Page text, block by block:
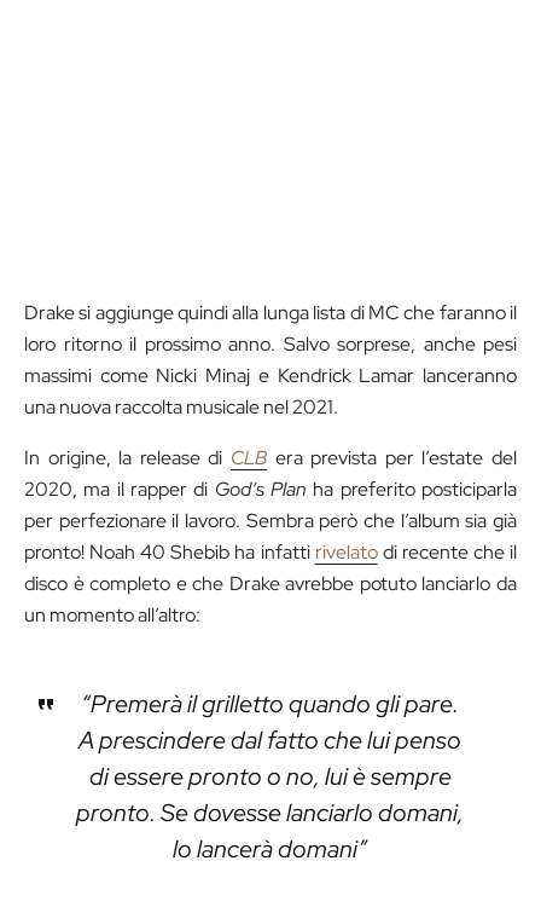
Drake si aggiunge quindi alla lunga lista di MC che faranno il
loro ritorno il prossimo anno. Salvo sorprese, anche pesi
massimi come Nicki Minaj e Kendrick Lamar lanceranno
una nuova raccolta musicale nel 2021.
In origine, la release di CLB era prevista per l’estate del
2020, ma il rapper di God’s Plan ha preferito posticiparla
per perfezionare il lavoro. Sembra però che l’album sia già
pronto! Noah 40 Shebib ha infatti rivelatodi recente che il
disco è completo e che Drake avrebbe potuto lanciarlo da
un momento all’altro:
“Premerà il grilletto quando gli pare.
A prescindere dal fatto che lui penso
di essere pronto o no, lui è sempre
pronto. Se dovesse lanciarlo domani,
lo lancerà domani”